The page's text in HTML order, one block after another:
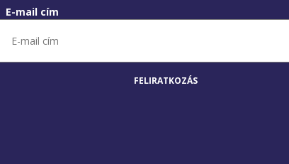
E-mail cím